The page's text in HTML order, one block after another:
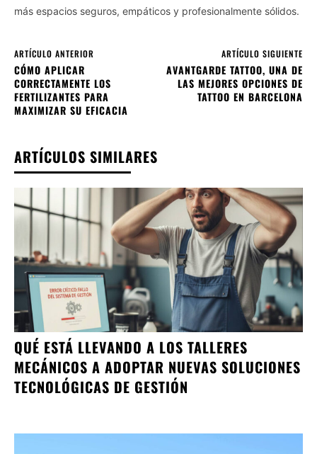
más espacios seguros, empáticos y profesionalmente sólidos.
ARTÍCULO ANTERIOR
CÓMO APLICAR
CORRECTAMENTE LOS
FERTILIZANTES PARA
MAXIMIZAR SU EFICACIA
ARTÍCULO SIGUIENTE
AVANTGARDE TATTOO, UNA DE
LAS MEJORES OPCIONES DE
TATTOO EN BARCELONA
ARTÍCULOS SIMILARES
QUÉ ESTÁ LLEVANDO A LOS TALLERES
MECÁNICOS A ADOPTAR NUEVAS SOLUCIONES
TECNOLÓGICAS DE GESTIÓN